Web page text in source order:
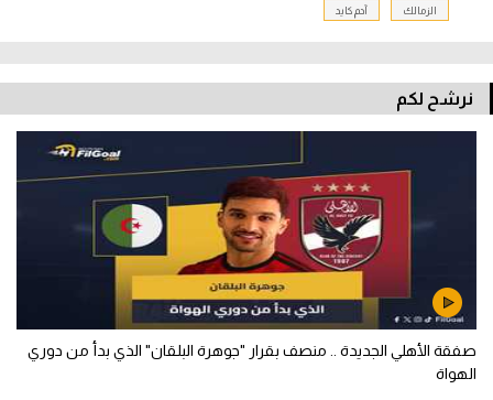
الزمالك آدم كايد
نرشح لكم
صفقة الأهلي الجديدة .. منصف بقرار "جوهرة البلقان" الذي بدأ من دوري
الهواة